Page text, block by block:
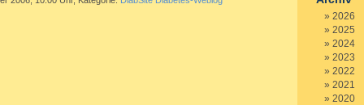
2026
2025
2024
2023
2022
2021
2020